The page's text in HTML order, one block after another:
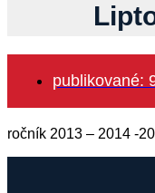
publikované:
ročník 2013 – 2014 -